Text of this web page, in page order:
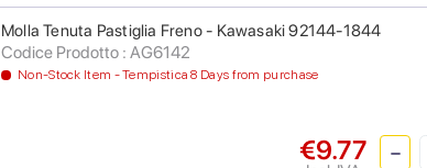
Molla Tenuta Pastiglia Freno - Kawasaki 92144-1844
Codice Prodotto : AG6142
Non-Stock Item - Tempistica 8 Days from purchase
€9.77